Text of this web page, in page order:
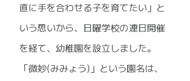
直に手を合わせる子を育てたい」と
いう思いから、日曜学校の連日開催
を経て、幼稚園を設立しました。
「微妙(みみょう)」という園名は、